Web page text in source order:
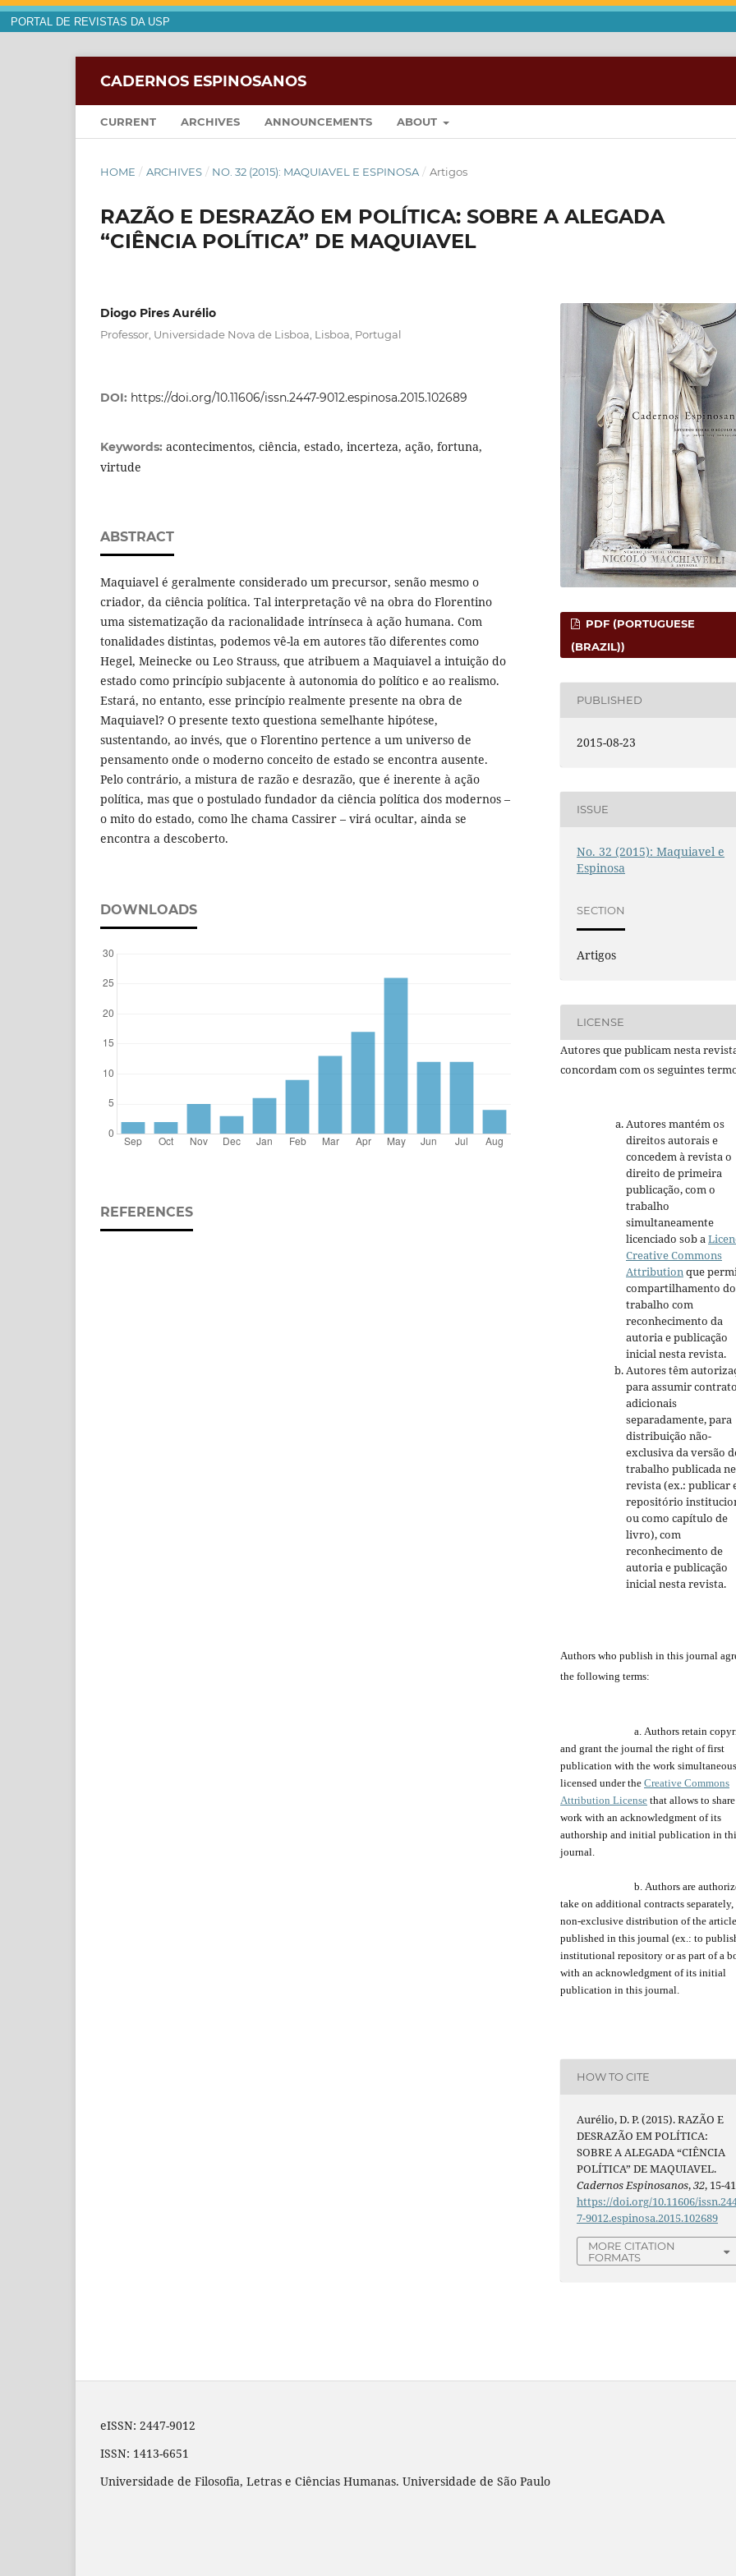
PORTAL DE REVISTAS DA USP
CADERNOS ESPINOSANOS
CURRENT ARCHIVES ANNOUNCEMENTS ABOUT
HOME / ARCHIVES / NO. 32 (2015): MAQUIAVEL E ESPINOSA / Artigos
RAZÃO E DESRAZÃO EM POLÍTICA: SOBRE A ALEGADA
“CIÊNCIA POLÍTICA” DE MAQUIAVEL
Diogo Pires Aurélio
Professor, Universidade Nova de Lisboa, Lisboa, Portugal
DOI: https://doi.org/10.11606/issn.2447-9012.espinosa.2015.102689
Keywords: acontecimentos, ciência, estado, incerteza, ação, fortuna,
virtude
ABSTRACT
Maquiavel é geralmente considerado um precursor, senão mesmo o
criador, da ciência política. Tal interpretação vê na obra do Florentino
uma sistematização da racionalidade intrínseca à ação humana. Com
tonalidades distintas, podemos vê-la em autores tão diferentes como
Hegel, Meinecke ou Leo Strauss, que atribuem a Maquiavel a intuição do
estado como princípio subjacente à autonomia do político e ao realismo.
Estará, no entanto, esse princípio realmente presente na obra de
Maquiavel? O presente texto questiona semelhante hipótese,
sustentando, ao invés, que o Florentino pertence a um universo de
pensamento onde o moderno conceito de estado se encontra ausente.
Pelo contrário, a mistura de razão e desrazão, que é inerente à ação
política, mas que o postulado fundador da ciência política dos modernos –
o mito do estado, como lhe chama Cassirer – virá ocultar, ainda se
encontra a descoberto.
DOWNLOADS
REFERENCES
PDF (PORTUGUESE
(BRAZIL))
PUBLISHED
2015-08-23
ISSUE
No. 32 (2015): Maquiavel e
Espinosa
SECTION
Artigos
LICENSE
Autores que publicam nesta
concordam com os seguintes
Autores mantém os
direitos autorais e
concedem à revista o
direito de primeira
publicação, com o
trabalho
simultaneamente
licenciado sob a
Creative Commons
Attributionque
compartilhamento do
trabalho com
reconhecimento da
autoria e publicação
inicial nesta revista.
Autores têm
para assumir
adicionais
separadamente, para
distribuição não-
exclusiva da versão
trabalho publicada
revista (ex.: publicar
repositório
ou como capítulo de
livro), com
reconhecimento de
autoria e publicação
inicial nesta revista.
Authors who publish in this journal
the following terms:
a. Authors retain
and grant the journal the right of first
publication with the work
licensed under the Creative Commons
Attribution License that allows to
work with an acknowledgment of its
authorship and initial publication in
journal.
b. Authors are a
take on additional contracts separately,
non-exclusive distribution of the article
published in this journal (ex.: to
institutional repository or as part ofa
with an acknowledgment of its initial
publication in this journal.
HOW TO CITE
Aurélio, D. P. (2015). RAZÃO E
DESRAZÃO EM POLÍTICA:
SOBRE A ALEGADA “CIÊNCIA
POLÍTICA” DE MAQUIAVEL.
Cadernos Espinosanos,32, 15-
https://doi.org/10.11606/
7-9012.espinosa.2015.102689
MORE CITATION
FORMATS
eISSN: 2447-9012
ISSN: 1413-6651
Universidade de Filosofia, Letras e Ciências Humanas. Universidade de São Paulo